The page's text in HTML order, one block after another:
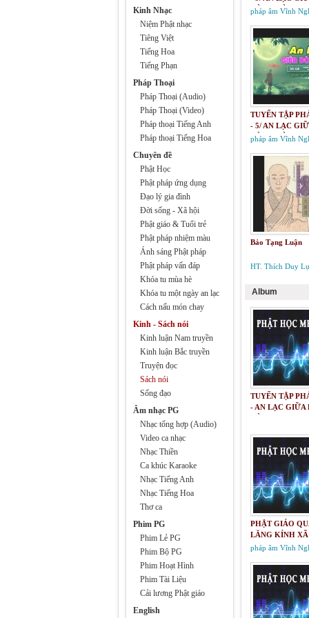
Kinh Nhạc
Niệm Phật nhạc
Tiêng Việt
Tiếng Hoa
Tiếng Phạn
Pháp Thoại
Pháp Thoại (Audio)
Pháp Thoại (Video)
Pháp thoại Tiếng Anh
Pháp thoại Tiếng Hoa
Chuyên đề
Phật Học
Phật pháp ứng dụng
Đạo lý gia đình
Đời sống - Xã hội
Phật giáo & Tuổi trẻ
Phật pháp nhiệm màu
Ánh sáng Phật pháp
Phật pháp vấn đáp
Khóa tu mùa hè
Khóa tu một ngày an lạc
Cách nấu món chay
Kinh - Sách nói
Kinh luận Nam truyền
Kinh luận Bắc truyền
Truyện đọc
Sách nói
Sống đạo
Âm nhạc PG
Nhạc tổng hợp (Audio)
Video ca nhạc
Nhạc Thiền
Ca khúc Karaoke
Nhạc Tiếng Anh
Nhạc Tiếng Hoa
Thơ ca
Phim PG
Phim Lẻ PG
Phim Bộ PG
Phim Hoạt Hình
Phim Tài Liệu
Cải lương Phật giáo
English
DÒNG ĐỜI
pháp âm Vĩnh
TUYỂN TẬP
- 5/ AN LẠC
DÒNG ĐỜI
pháp âm Vĩnh
Bảo Tạng Luận
HT. Thích Duy
Album
TUYỂN TẬP
- AN LẠC GIỮA
PHẬT GIÁO
LĂNG KÍNH
pháp âm Vĩnh